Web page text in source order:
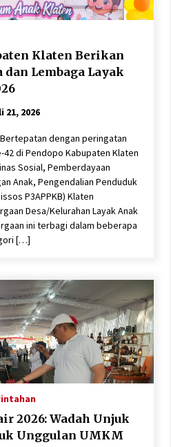
Klaten Berikan
dan Lembaga Layak
21, 2026
dengan peringatan
42 di Pendopo Kabupaten Klaten
Sosial, Pemberdayaan
Anak, Pengendalian Penduduk
P3APPKB) Klaten
Desa/Kelurahan Layak Anak
ini terbagi dalam beberapa
[…]
2026: Wadah Unjuk
Unggulan UMKM